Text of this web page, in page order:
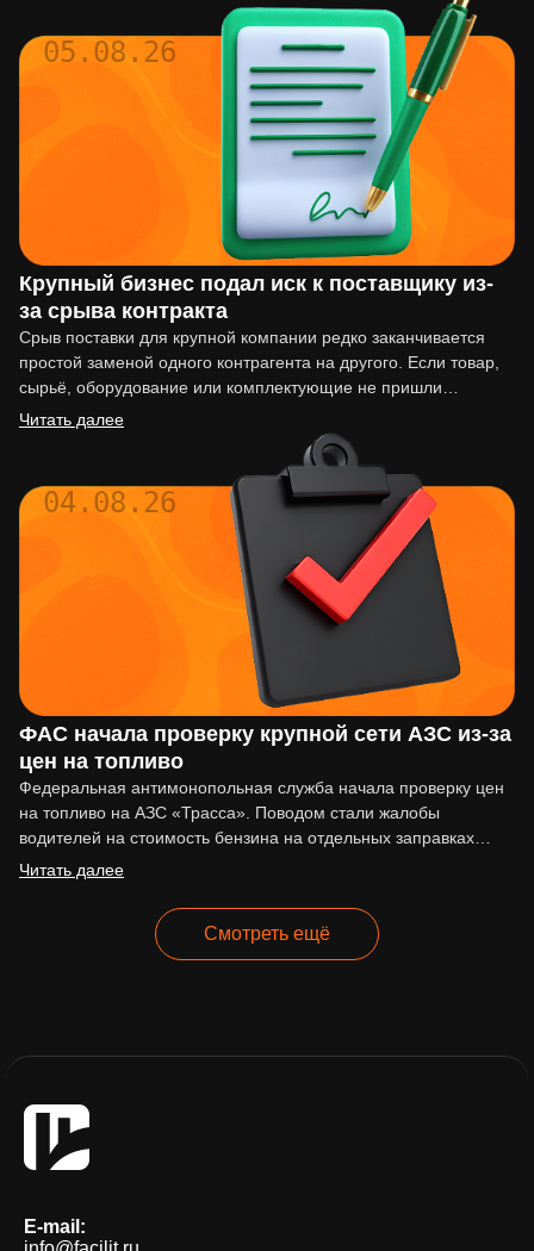
05.08.26
Крупный бизнес подал иск к поставщику из-
за срыва контракта
Срыв поставки для крупной компании редко заканчивается
простой заменой одного контрагента на другого. Если товар,
сырьё, оборудование или комплектующие не пришли
вовремя, последствия могут…
Читать далее
04.08.26
ФАС начала проверку крупной сети АЗС из-за
цен на топливо
Федеральная антимонопольная служба начала проверку цен
на топливо на АЗС «Трасса». Поводом стали жалобы
водителей на стоимость бензина на отдельных заправках
сети. По сообщениям…
Читать далее
Смотреть ещё
E-mail: